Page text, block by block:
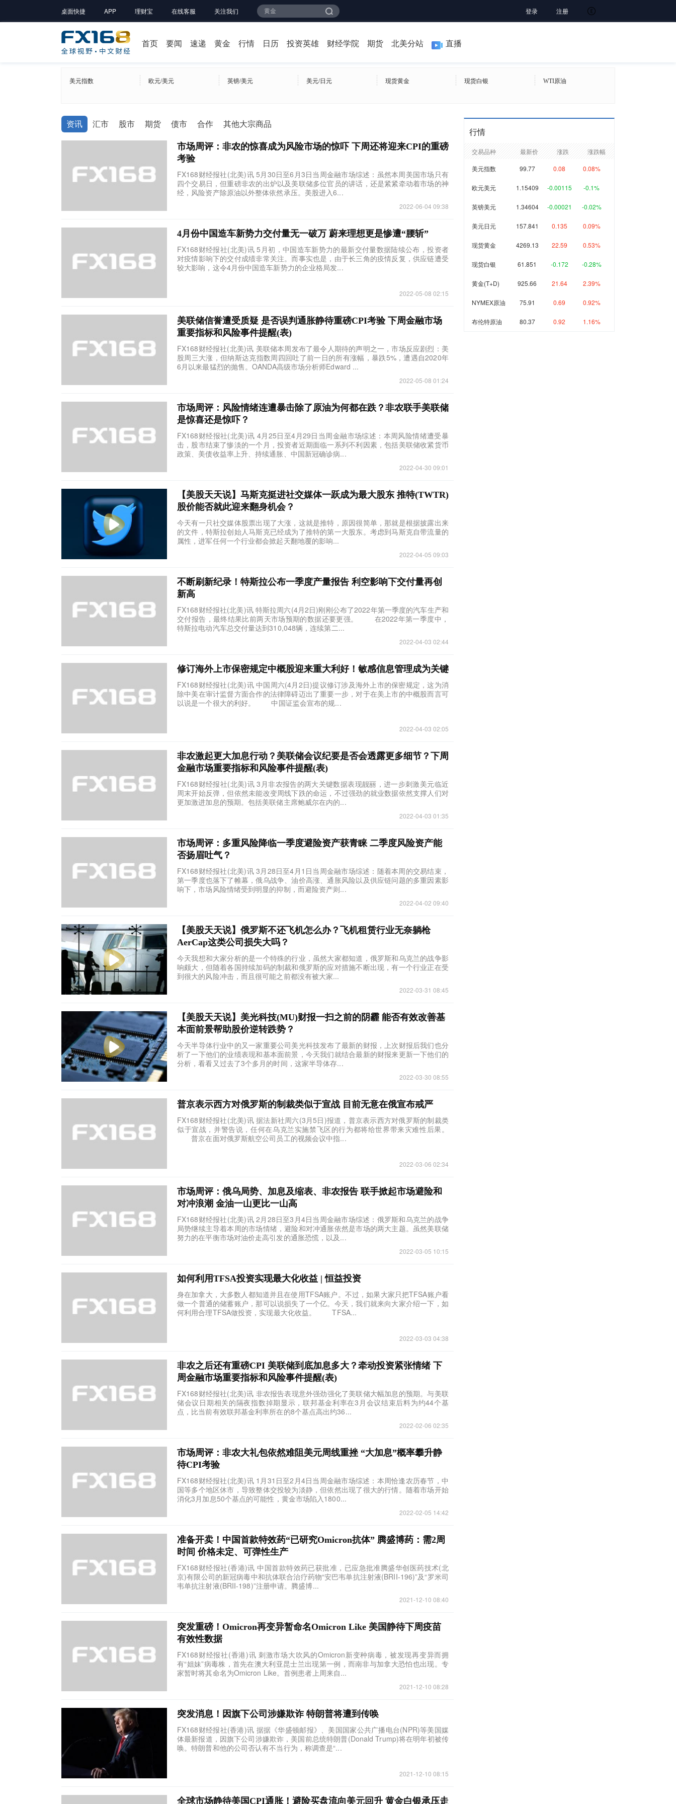
桌面快捷 APP 理财宝 在线客服 关注我们 登录 注册
首页 要闻 速递 黄金 行情 日历 投资英雄 财经学院 期货 北美分站 直播
美元指数 欧元/美元 英镑/美元 美元/日元 现货黄金 现货白银 WTI原油
资讯 汇市 股市 期货 债市 合作 其他大宗商品
市场周评：非农的惊喜成为风险市场的惊吓 下周还将迎来CPI的重磅
考验
FX168财经报社(北美)讯 5月30日至6月3日当周金融市场综述：虽然本周美国市场只有
四个交易日，但重磅非农的出炉以及美联储多位官员的讲话，还是紧紧牵动着市场的神
经，风险资产除原油以外整体依然承压。美股进入6...
2022-06-04 09:38
4月份中国造车新势力交付量无一破万 蔚来理想更是惨遭“腰斩”
FX168财经报社(北美)讯 5月初，中国造车新势力的最新交付量数据陆续公布，投资者
对疫情影响下的交付成绩非常关注。而事实也是，由于长三角的疫情反复，供应链遭受
较大影响，这令4月份中国造车新势力的企业格局发...
2022-05-08 02:15
美联储信誉遭受质疑 是否误判通胀静待重磅CPI考验 下周金融市场
重要指标和风险事件提醒(表)
FX168财经报社(北美)讯 美联储本周发布了最令人期待的声明之一，市场反应剧烈：美
股周三大涨，但纳斯达克指数周四回吐了前一日的所有涨幅，暴跌5%，遭遇自2020年
6月以来最猛烈的抛售。OANDA高级市场分析师Edward ...
2022-05-08 01:24
市场周评：风险情绪连遭暴击除了原油为何都在跌？非农联手美联储
是惊喜还是惊吓？
FX168财经报社(北美)讯 4月25日至4月29日当周金融市场综述：本周风险情绪遭受暴
击，股市结束了惨淡的一个月，投资者近期面临一系列不利因素，包括美联储收紧货币
政策、美债收益率上升、持续通胀、中国新冠确诊病...
2022-04-30 09:01
【美股天天说】马斯克挺进社交媒体一跃成为最大股东 推特(TWTR)
股价能否就此迎来翻身机会？
今天有一只社交媒体股票出现了大涨，这就是推特，原因很简单，那就是根据披露出来
的文件，特斯拉创始人马斯克已经成为了推特的第一大股东。考虑到马斯克自带流量的
属性，进军任何一个行业都会掀起天翻地覆的影响...
2022-04-05 09:03
不断刷新纪录！特斯拉公布一季度产量报告 利空影响下交付量再创
新高
FX168财经报社(北美)讯 特斯拉周六(4月2日)刚刚公布了2022年第一季度的汽车生产和
交付报告，最终结果比前两天市场预期的数据还要更强。 在2022年第一季度中，
特斯拉电动汽车总交付量达到310,048辆，连续第二...
2022-04-03 02:44
修订海外上市保密规定中概股迎来重大利好！敏感信息管理成为关键
FX168财经报社(北美)讯 中国周六(4月2日)提议修订涉及海外上市的保密规定，这为消
除中美在审计监督方面合作的法律障碍迈出了重要一步，对于在美上市的中概股而言可
以说是一个很大的利好。 中国证监会宣布的规...
2022-04-03 02:05
非农激起更大加息行动？美联储会议纪要是否会透露更多细节？下周
金融市场重要指标和风险事件提醒(表)
FX168财经报社(北美)讯 3月非农报告的两大关键数据表现靓丽，进一步刺激美元临近
周末开始反弹，但依然未能改变周线下跌的命运，不过强劲的就业数据依然支撑人们对
更加激进加息的预期。包括美联储主席鲍威尔在内的...
2022-04-03 01:35
市场周评：多重风险降临一季度避险资产获青睐 二季度风险资产能
否扬眉吐气？
FX168财经报社(北美)讯 3月28日至4月1日当周金融市场综述：随着本周的交易结束，
第一季度也落下了帷幕，俄乌战争、油价高涨、通胀风险以及供应链问题的多重因素影
响下，市场风险情绪受到明显的抑制，而避险资产则...
2022-04-02 09:40
【美股天天说】俄罗斯不还飞机怎么办？飞机租赁行业无奈躺枪
AerCap这类公司损失大吗？
今天我想和大家分析的是一个特殊的行业，虽然大家都知道，俄罗斯和乌克兰的战争影
响颇大，但随着各国持续加码的制裁和俄罗斯的应对措施不断出现，有一个行业正在受
到很大的风险冲击，而且很可能之前都没有被大家...
2022-03-31 08:45
【美股天天说】美光科技(MU)财报一扫之前的阴霾 能否有效改善基
本面前景帮助股价逆转跌势？
今天半导体行业中的又一家重要公司美光科技发布了最新的财报，上次财报后我们也分
析了一下他们的业绩表现和基本面前景，今天我们就结合最新的财报来更新一下他们的
分析，看看又过去了3个多月的时间，这家半导体存...
2022-03-30 08:55
普京表示西方对俄罗斯的制裁类似于宣战 目前无意在俄宣布戒严
FX168财经报社(北美)讯 据法新社周六(3月5日)报道，普京表示西方对俄罗斯的制裁类
似于宣战，并警告说，任何在乌克兰实施禁飞区的行为都将给世界带来灾难性后果。
普京在面对俄罗斯航空公司员工的视频会议中指...
2022-03-06 02:34
市场周评：俄乌局势、加息及缩表、非农报告 联手掀起市场避险和
对冲浪潮 金油一山更比一山高
FX168财经报社(北美)讯 2月28日至3月4日当周金融市场综述：俄罗斯和乌克兰的战争
局势继续主导着本周的市场情绪，避险和对冲通胀依然是市场的两大主题。虽然美联储
努力的在平衡市场对油价走高引发的通胀恐慌，以及...
2022-03-05 10:15
如何利用TFSA投资实现最大化收益 | 恒益投资
身在加拿大，大多数人都知道并且在使用TFSA账户。不过，如果大家只把TFSA账户看
做一个普通的储蓄账户，那可以说损失了一个亿。今天，我们就来向大家介绍一下，如
何利用合理TFSA做投资，实现最大化收益。 TFSA...
2022-03-03 04:38
非农之后还有重磅CPI 美联储到底加息多大？牵动投资紧张情绪 下
周金融市场重要指标和风险事件提醒(表)
FX168财经报社(北美)讯 非农报告表现意外强劲强化了美联储大幅加息的预期。与美联
储会议日期相关的隔夜指数掉期显示，联邦基金利率在3月会议结束后料为约44个基
点，比当前有效联邦基金利率所在的8个基点高出约36...
2022-02-06 02:35
市场周评：非农大礼包依然难阻美元周线重挫 “大加息”概率攀升静
待CPI考验
FX168财经报社(北美)讯 1月31日至2月4日当周金融市场综述：本周恰逢农历春节，中
国等多个地区休市，导致整体交投较为淡静，但依然出现了很大的行情。随着市场开始
消化3月加息50个基点的可能性，黄金市场陷入1800...
2022-02-05 14:42
准备开卖！中国首款特效药“已研究Omicron抗体” 腾盛博药：需2周
时间 价格未定、可弹性生产
FX168财经报社(香港)讯 中国首款特效药已获批准，已应急批准腾盛华创医药技术(北
京)有限公司的新冠病毒中和抗体联合治疗药物“安巴韦单抗注射液(BRII-196)”及“罗米司
韦单抗注射液(BRII-198)”注册申请。腾盛博...
2021-12-10 08:40
突发重磅！Omicron再变异暂命名Omicron Like 美国静待下周疫苗
有效性数据
FX168财经报社(香港)讯 刺激市场大吹风的Omicron新变种病毒，被发现再变异而拥
有“姐妹”病毒株，首先在澳大利亚昆士兰出现第一例，而南非与加拿大恐怕也出现。专
家暂时将其命名为Omicron Like。首例患者上周来自...
2021-12-10 08:28
突发消息！因旗下公司涉嫌欺诈 特朗普将遭到传唤
FX168财经报社(香港)讯 据据《华盛顿邮报》、美国国家公共广播电台(NPR)等美国媒
体最新报道，因旗下公司涉嫌欺诈，美国前总统特朗普(Donald Trump)将在明年初被传
唤。特朗普和他的公司否认有不当行为，称调查是“...
2021-12-10 08:15
全球市场静待美国CPI通胀！避险买盘流向美元回升 黄金白银承压走
行情
交易品种 最新价 涨跌 涨跌幅
美元指数 99.77 0.08 0.08%
欧元美元 1.15409 -0.00115 -0.1%
英镑美元 1.34604 -0.00021 -0.02%
美元日元 157.841 0.135 0.09%
现货黄金 4269.13 22.59 0.53%
现货白银 61.851 -0.172 -0.28%
黄金(T+D) 925.66 21.64 2.39%
NYMEX原油 75.91 0.69 0.92%
布伦特原油 80.37 0.92 1.16%